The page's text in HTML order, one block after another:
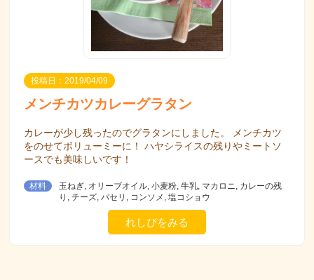
投稿日：2019/04/09
メンチカツカレーグラタン
カレーが少し残ったのでグラタンにしました。 メンチカツ
をのせてボリューミーに！ ハヤシライスの残りやミートソ
ースでも美味しいです！
材料
玉ねぎ, オリーブオイル, 小麦粉, 牛乳, マカロニ, カレーの残
り, チーズ, パセリ, コンソメ, 塩コショウ
れしぴをみる